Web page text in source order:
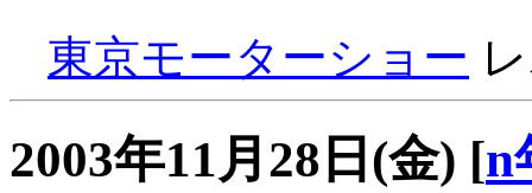
東京モーターショー
2003年11月28日(金) [n